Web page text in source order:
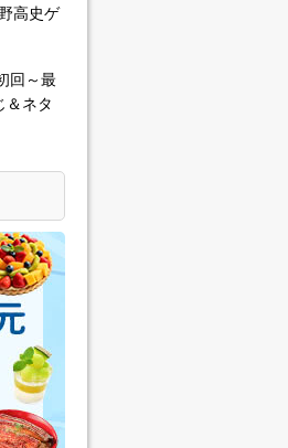
高史ゲ
回～最
＆ネタ